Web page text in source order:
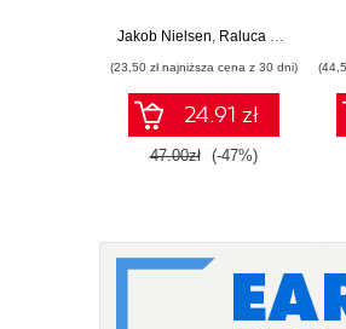
Jakob Nielsen, Raluca Budiu
(23,50 zł najniższa cena z 30 dni)
24.91 zł
47.00zł (-47%)